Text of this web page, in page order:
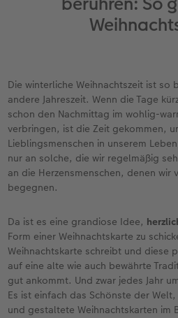
Inspiration
Jahrbuch
Reisefotobuch
Webinare & VHS
Fotobuch für
Erste Schritte
Fotocollage
Alu Dibond
Gallery Print
Hartschaum
Bestellwege
Ideen zur
CEWE myPhotos
Fotosets
Premium Poster
Rahmen
Fotogrößen &
Last Minute
CEWE myPhotos
Fotos
Sofortfotos
Sofortfotos mit
Sofortfotos mit
Sofortfotosets
Mehrteilige
Fototassen
Dekoration
Schule & Büro
Textilien
Faber-Castell
Foto-
CEWE
Babykarten
Postkarten
Fotokarten
Digitale
Papierqualitäten
Weitere Anlässe
CEWE myPhotos
Silikonhüllen
Lederhüllen
Holzhüllen
Bio-based Case
Bestellwege
Inspiration
Neuheiten
Wandkalender
Bestellwege
Designvorlagen
Kalender mit
CEWE myPhotos
Neuheiten
Extras
für Männer
für Kinder
für Großeltern
für Tierfreunde
Besondere
CEWE myPhotos
Baby
Fotobuch für
Softwaretipps
Anleitungen &
Fototipps
Neue Funktionen
Videotutorials
Die winterliche Weihnachtszeit ist so
andere Jahreszeit. Wenn die Tage
schon den Nachmittag im wohlig-
verbringen, ist die Zeit gekommen,
Lieblingsmenschen in unserem
nur an solche, die wir regelmäßig
an die Herzensmenschen, denen wir
begegnen.
Da ist es eine grandiose Idee,
Form einer Weihnachtskarte zu
Weihnachtskarte schreibt und diese
auf eine alte wie auch bewährte
gut ankommt. Und zwar jedes Jahr
Es ist einfach das Schönste der
und gestaltete Weihnachtskarten im